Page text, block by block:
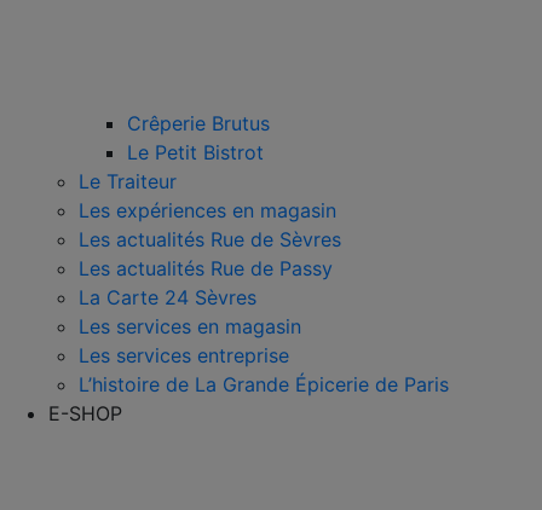
Crêperie Brutus
Le Petit Bistrot
Le Traiteur
Les expériences en magasin
Les actualités Rue de Sèvres
Les actualités Rue de Passy
La Carte 24 Sèvres
Les services en magasin
Les services entreprise
L’histoire de La Grande Épicerie de Paris
E-SHOP